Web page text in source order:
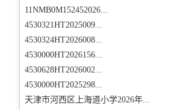
11NMB0M152452026...
4530321HT2025009...
4530324HT2026008...
4530000HT2026156...
4530628HT2026002...
4530000HT2025298...
天津市河西区上海道小学2026年...